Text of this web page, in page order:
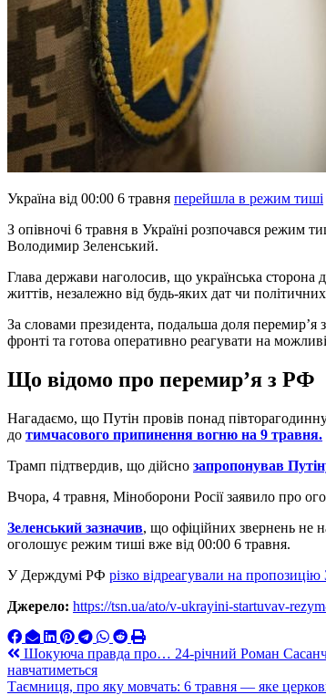
Україна від 00:00 6 травня перейшла в режим тиші
З опівночі 6 травня в Україні розпочався режим
Володимир Зеленський.
Глава держави наголосив, що українська сторона
життів, незалежно від будь-яких дат чи
За словами президента, подальша доля перемир’я
фронті та готова оперативно реагувати на
Що відомо про перемир’я з РФ
Нагадаємо, що Путін провів понад
до тимчасового припинення вогню на 9 травня.
Трамп підтвердив, що дійсно запропонував
Вчора, 4 травня, Міноборони Росії заявило про
Зеленський зазначив, що офіційних звернень не
оголошує режим тиші вже від 00:00 6 травня.
У Держдумі РФ різко відреагували на
Джерело: https://tsn.ua/ato/v-ukrayini-startuvav-
Навигация
по
Шокуюча правда про… 24-річний Роман
навчатиметься
Таємниця, про яку мовчать: 6 травня — яке